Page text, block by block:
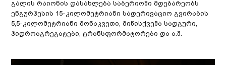
გალის რაიონის დასახლება საბერიოში მდებარეობს
ენგურჰესის 15-კილომეტრიანი სადერივაციო გვირაბის
5,5-კილომეტრიანი მონაკვეთი, მიწისქვეშა სადგური,
ჰიდროაგრეგატები, ტრანსფორმატორები და ა.შ.